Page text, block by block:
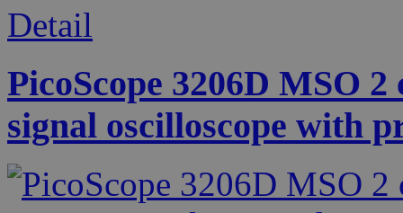
Detail
PicoScope 3206D MSO
signal oscilloscope with